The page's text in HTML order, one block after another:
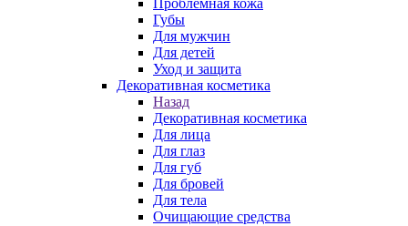
Проблемная кожа
Губы
Для мужчин
Для детей
Уход и защита
Декоративная косметика
Назад
Декоративная косметика
Для лица
Для глаз
Для губ
Для бровей
Для тела
Очищающие средства